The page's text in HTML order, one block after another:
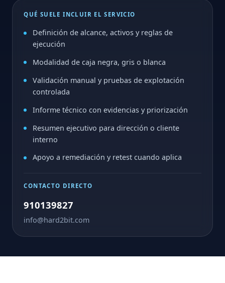
QUÉ SUELE INCLUIR EL SERVICIO
Definición de alcance, activos y reglas de
ejecución
Modalidad de caja negra, gris o blanca
Validación manual y pruebas de explotación
controlada
Informe técnico con evidencias y priorización
Resumen ejecutivo para dirección o cliente
interno
Apoyo a remediación y retest cuando aplica
CONTACTO DIRECTO
910139827
info@hard2bit.com